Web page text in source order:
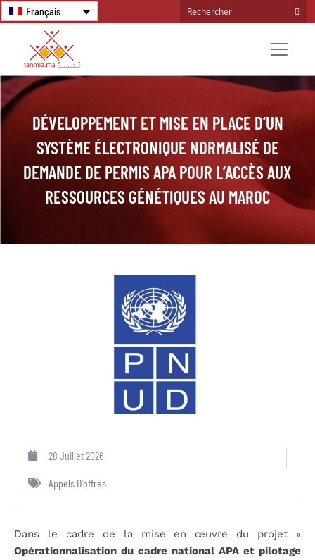
Français
DÉVELOPPEMENT ET MISE EN PLACE D’UN
SYSTÈME ÉLECTRONIQUE NORMALISÉ DE
DEMANDE DE PERMIS APA POUR L’ACCÈS AUX
RESSOURCES GÉNÉTIQUES AU MAROC
28 Juillet 2026
Appels D'offres
Dans le cadre de la mise en œuvre du projet «
Opérationnalisation du cadre national APA et pilotage